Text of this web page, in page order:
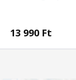
13 990 Ft